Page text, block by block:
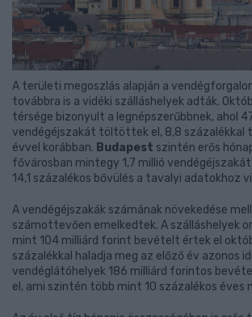
A területi megoszlás alapján a
továbbra is a vidéki szálláshelyek adták.
térsége bizonyult a legnépszerűbbnek, ahol
vendégéjszakát töltöttek el, 8,8 százalékkal
évvel korábban. Budapest szintén erős
fővárosban mintegy 1,7 millió
14,1 százalékos bővülés a tavalyi adatokhoz
A vendégéjszakák számának növekedése
számottevően emelkedtek. A szálláshelyek
mint 104 milliárd forint bevételt értek el
százalékkal haladja meg az előző év azonos
vendéglátóhelyek 186 milliárd forintos
el, ami szintén több mint 10 százalékos éves